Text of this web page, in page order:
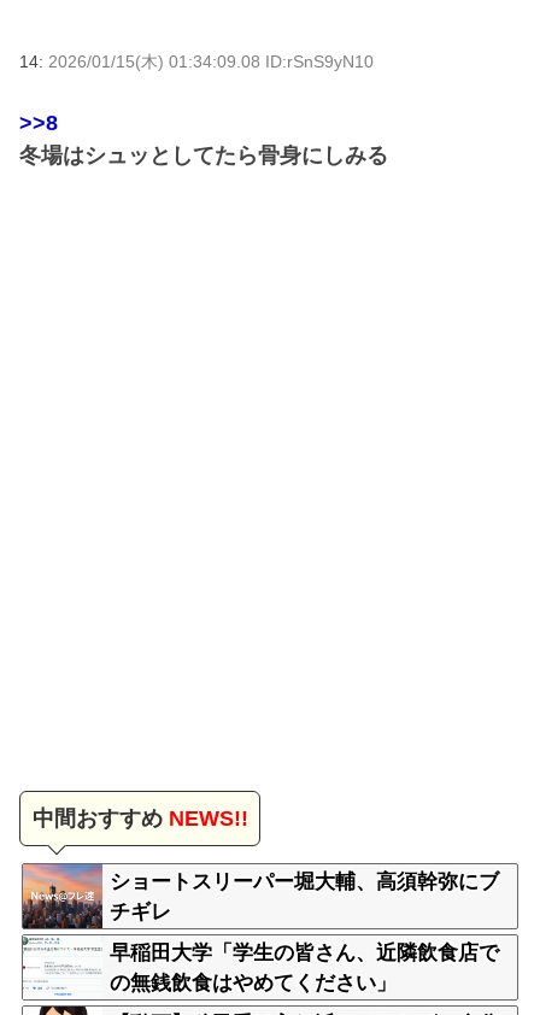
14: 2026/01/15(木) 01:34:09.08 ID:rSnS9yN10
>>8
冬場はシュッとしてたら骨身にしみる
中間おすすめNEWS!!
ショートスリーパー堀大輔、高須幹弥にブ
チギレ
早稲田大学「学生の皆さん、近隣飲食店で
の無銭飲食はやめてください」